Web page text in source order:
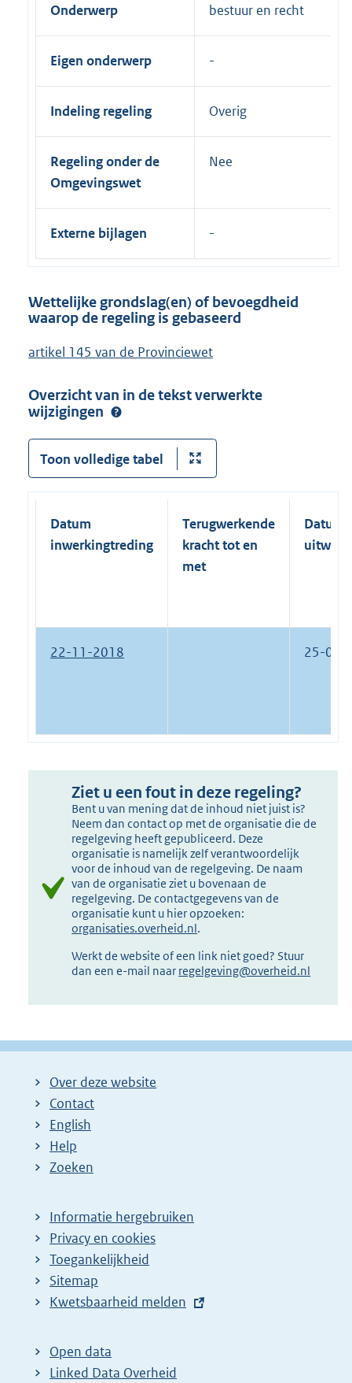
Onderwerp bestuur en recht
Eigen onderwerp
Indeling regeling Overig
Regeling onder de
Omgevingswet
Nee
Externe bijlagen
Wettelijke grondslag(en) of bevoegdheid
waarop de regeling is gebaseerd
artikel 145 van de Provinciewet
Overzicht van in de tekst verwerkte
wijzigingen
Toon volledige tabel
Datum
inwerkingtreding
Terugwerkende
kracht tot en
met
Datum
22-11-2018 25-09-
Ziet u een fout in deze regeling?
Bent u van mening dat de inhoud niet juist is?
Neem dan contact op met de organisatie die de
regelgeving heeft gepubliceerd. Deze
organisatie is namelijk zelf verantwoordelijk
voor de inhoud van de regelgeving. De naam
van de organisatie ziet u bovenaan de
regelgeving. De contactgegevens van de
organisatie kunt u hier opzoeken:
organisaties.overheid.nl.
Werkt de website of een link niet goed? Stuur
dan een e-mail naar regelgeving@overheid.nl
Over deze website
Contact
English
Help
Zoeken
Informatie hergebruiken
Privacy en cookies
Toegankelijkheid
Sitemap
E
t
e
Kwetsbaarheid melden
Open data
Linked Data Overheid